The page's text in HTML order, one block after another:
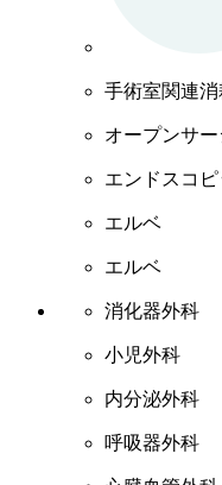
手術室関連消
オープンサ
エンドスコ
エルベ
エルベ
消化器外科
小児外科
内分泌外科
呼吸器外科